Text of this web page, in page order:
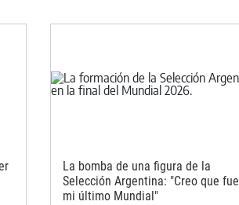
La bomba de una figura de la
Selección Argentina: "Creo que fue
mi último Mundial"